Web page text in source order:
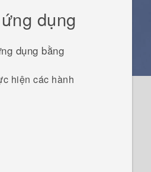
dụng
dụng bằng
hiện các hành